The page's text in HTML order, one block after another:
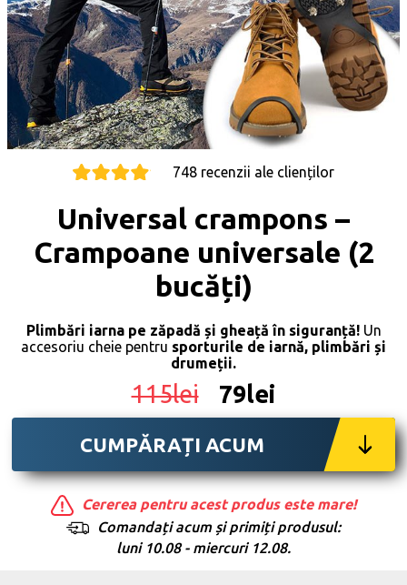
748 recenzii ale clienților
Universal crampons –
Crampoane universale (2
bucăți)
Plimbări iarna pe zăpadă și gheață în siguranță!Un
accesoriu cheie pentru sporturile de iarnă, plimbări și
drumeții.
115lei 79lei
CUMPĂRAȚI ACUM
Cererea pentru acest produs este mare!
Comandați acum și primiți produsul:
luni 10.08 - miercuri 12.08.